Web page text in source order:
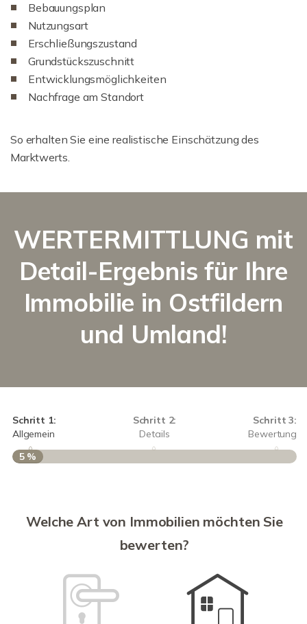
Bebauungsplan
Nutzungsart
Erschließungszustand
Grundstückszuschnitt
Entwicklungsmöglichkeiten
Nachfrage am Standort
So erhalten Sie eine realistische Einschätzung des
Marktwerts.
WERTERMITTLUNG mit
Detail-Ergebnis für Ihre
Immobilie in Ostfildern
und Umland!
Schritt 1:
Allgemein
Schritt 2:
Details
Schritt 3:
Bewertung
5 %
Welche Art von Immobilien möchten Sie
bewerten?